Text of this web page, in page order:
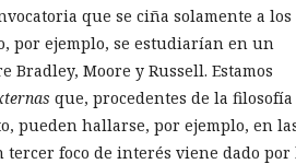
que se ciña solamente a los
por ejemplo, se estudiarían en un
Moore y Russell. Estamos
que, procedentes de la filosofía
pueden hallarse, por ejemplo, en
tercer foco de interés viene dado por